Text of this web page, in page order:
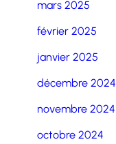
mars 2025
février 2025
janvier 2025
décembre 2024
novembre 2024
octobre 2024